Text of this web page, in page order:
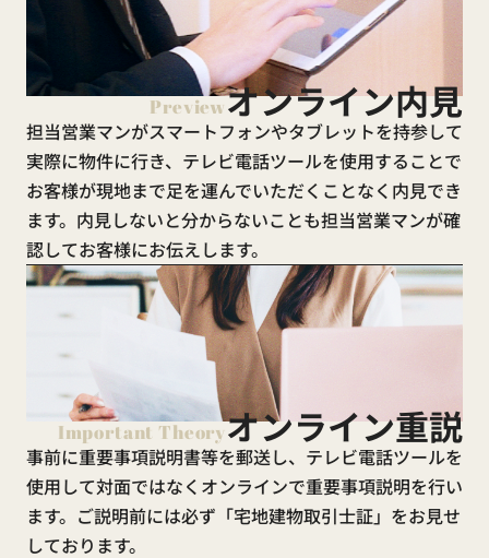
Previewオンライン内見
担当営業マンがスマートフォンやタブレットを持参して
実際に物件に行き、テレビ電話ツールを使用することで
お客様が現地まで足を運んでいただくことなく内見でき
ます。内見しないと分からないことも担当営業マンが確
認してお客様にお伝えします。
Important Theoryオンライン重説
事前に重要事項説明書等を郵送し、テレビ電話ツールを
使用して対面ではなくオンラインで重要事項説明を行い
ます。ご説明前には必ず「宅地建物取引士証」をお見せ
しております。